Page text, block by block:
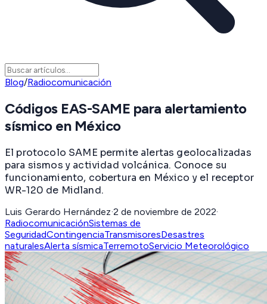
Blog/Radiocomunicación
Códigos EAS-SAME para alertamiento
sísmico en México
El protocolo SAME permite alertas geolocalizadas
para sismos y actividad volcánica. Conoce su
funcionamiento, cobertura en México y el receptor
WR-120 de Midland.
Luis Gerardo Hernández·2 de noviembre de 2022·
RadiocomunicaciónSistemas de
SeguridadContingenciaTransmisoresDesastres
naturalesAlerta sísmicaTerremotoServicio Meteorológico